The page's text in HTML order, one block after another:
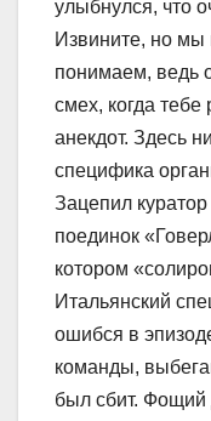
улыбнулся, что
Извините, но мы
понимаем, ведь
смех, когда
анекдот. Здесь
специфика
Зацепил
поединок
котором
Итальянский
ошибся в
команды,
был сбит. Фощий